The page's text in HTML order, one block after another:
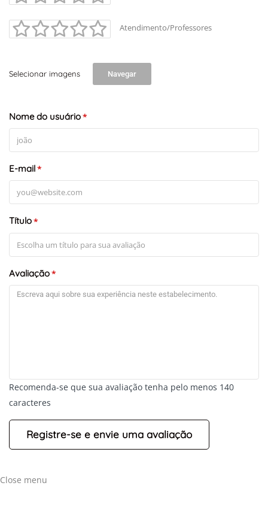
Atendimento/Professores
Selecionar imagens Navegar
Nome do usuário*
E-mail*
Título*
Avaliação*
Recomenda-se que sua avaliação tenha pelo menos 140
caracteres
Close menu